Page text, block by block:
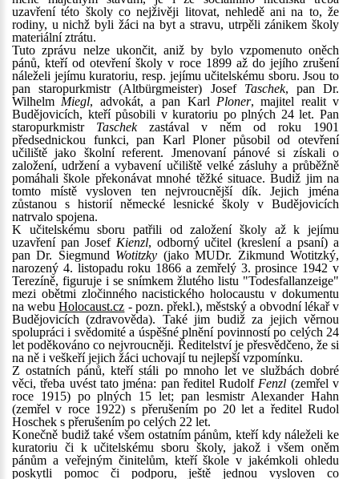
uzavření této školy co nejživěji litovat, nehledě ani na to, že
rodiny, u nichž byli žáci na byt a stravu, utrpěli zánikem školy
materiální ztrátu.
Tuto zprávu nelze ukončit, aniž by bylo vzpomenuto oněch
pánů, kteří od otevření školy v roce 1899 až do jejího zrušení
náleželi jejímu kuratoriu, resp. jejímu učitelskému sboru. Jsou to
pan staropurkmistr (Altbürgmeister) Josef Taschek, pan Dr.
Wilhelm Miegl, advokát, a pan Karl Ploner, majitel realit v
Budějovicích, kteří působili v kuratoriu po plných 24 let. Pan
staropurkmistr Taschekzastával v něm od roku 1901
předsednickou funkci, pan Karl Ploner působil od otevření
učiliště jako školní referent. Jmenovaní pánové si získali o
založení, udržení a vybavení učiliště velké zásluhy a průběžně
pomáhali škole překonávat mnohé těžké situace. Budiž jim na
tomto místě vysloven ten nejvroucnější dík. Jejich jména
zůstanou s historií německé lesnické školy v Budějovicích
natrvalo spojena.
K učitelskému sboru patřili od založení školy až k jejímu
uzavření pan Josef Kienzl, odborný učitel (kreslení a psaní) a
pan Dr. Siegmund Wotitzky (jako MUDr. Zikmund Wotitzký,
narozený 4. listopadu roku 1866 a zemřelý 3. prosince 1942 v
Terezíně, figuruje i se snímkem žlutého listu "Todesfallanzeige"
mezi obětmi zločinného nacistického holocaustu v dokumentu
na webuHolocaust.cz - pozn. překl.), městský a obvodní lékař v
Budějovicích (zdravověda). Také jim budiž za jejich věrnou
spolupráci i svědomité a úspěšné plnění povinností po celých 24
let poděkováno co nejvroucněji. Ředitelství je přesvědčeno, že si
na ně i veškeří jejich žáci uchovají tu nejlepší vzpomínku.
Z ostatních pánů, kteří stáli po mnoho let ve službách dobré
věci, třeba uvést tato jména: pan ředitel Rudolf Fenzl (zemřel v
roce 1915) po plných 15 let; pan lesmistr Alexander Hahn
(zemřel v roce 1922) s přerušením po 20 let a ředitel Rudol
Hoschek s přerušením po celých 22 let.
Konečně budiž také všem ostatním pánům, kteří kdy náleželi ke
kuratoriu či k učitelskému sboru školy, jakož i všem oněm
pánům a veřejným činitelům, kteří škole v jakémkoli ohledu
poskytli pomoc či podporu, ještě jednou vysloven co